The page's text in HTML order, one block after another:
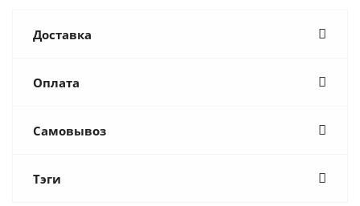
Доставка
Оплата
Самовывоз
Тэги